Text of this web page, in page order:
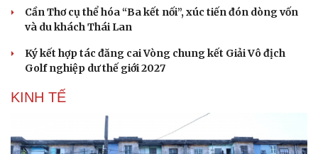
Cần Thơ cụ thể hóa “Ba kết nối”, xúc tiến đón dòng vốn
và du khách Thái Lan
Ký kết hợp tác đăng cai Vòng chung kết Giải Vô địch
Golf nghiệp dư thế giới 2027
KINH TẾ